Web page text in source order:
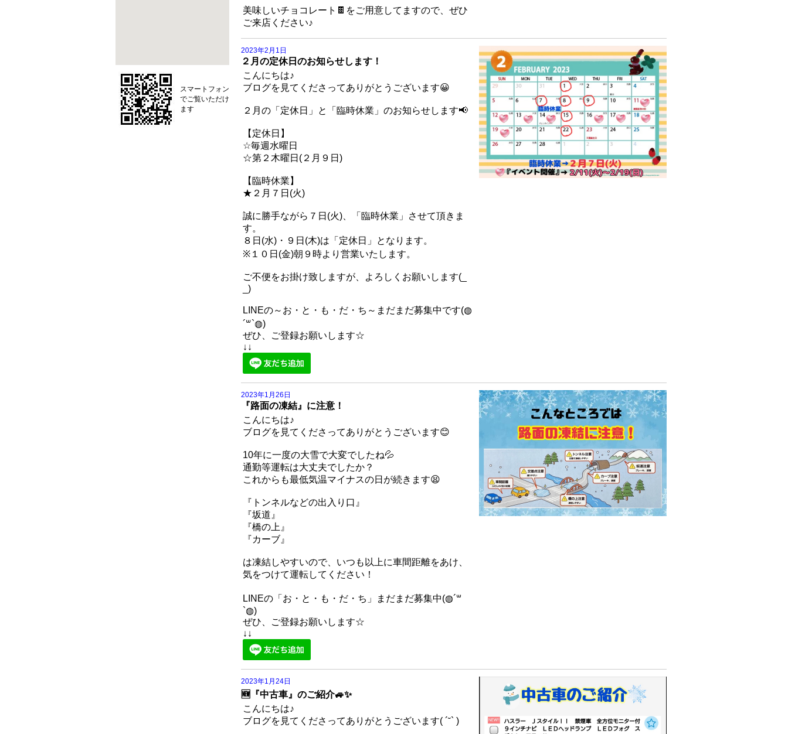
スマートフォン
でご覧いただけ
ます
美味しいチョコレート🍫をご用意してますので、ぜひ
ご来店ください♪
2023年2月1日
２月の定休日のお知らせします！
こんにちは♪
ブログを見てくださってありがとうございます😀
２月の「定休日」と「臨時休業」のお知らせします📢
【定休日】
☆毎週水曜日
☆第２木曜日(２月９日)
【臨時休業】
★２月７日(火)
誠に勝手ながら７日(火)、「臨時休業」させて頂きま
す。
８日(水)・９日(木)は「定休日」となります。
※１０日(金)朝９時より営業いたします。
ご不便をお掛け致しますが、よろしくお願いします(_
_)
LINEの～お・と・も・だ・ち～まだまだ募集中です(◍
´꒳`◍)
ぜひ、ご登録お願いします☆
↓↓
2023年1月26日
『路面の凍結』に注意！
こんにちは♪
ブログを見てくださってありがとうございます😊
10年に一度の大雪で大変でしたね💦
通勤等運転は大丈夫でしたか？
これからも最低気温マイナスの日が続きます😫
『トンネルなどの出入り口』
『坂道』
『橋の上』
『カーブ』
は凍結しやすいので、いつも以上に車間距離をあけ、
気をつけて運転してください！
LINEの「お・と・も・だ・ち」まだまだ募集中(◍´꒳
`◍)
ぜひ、ご登録お願いします☆
↓↓
2023年1月24日
🆕『中古車』のご紹介🚙✨
こんにちは♪
ブログを見てくださってありがとうございます( ´˘` )